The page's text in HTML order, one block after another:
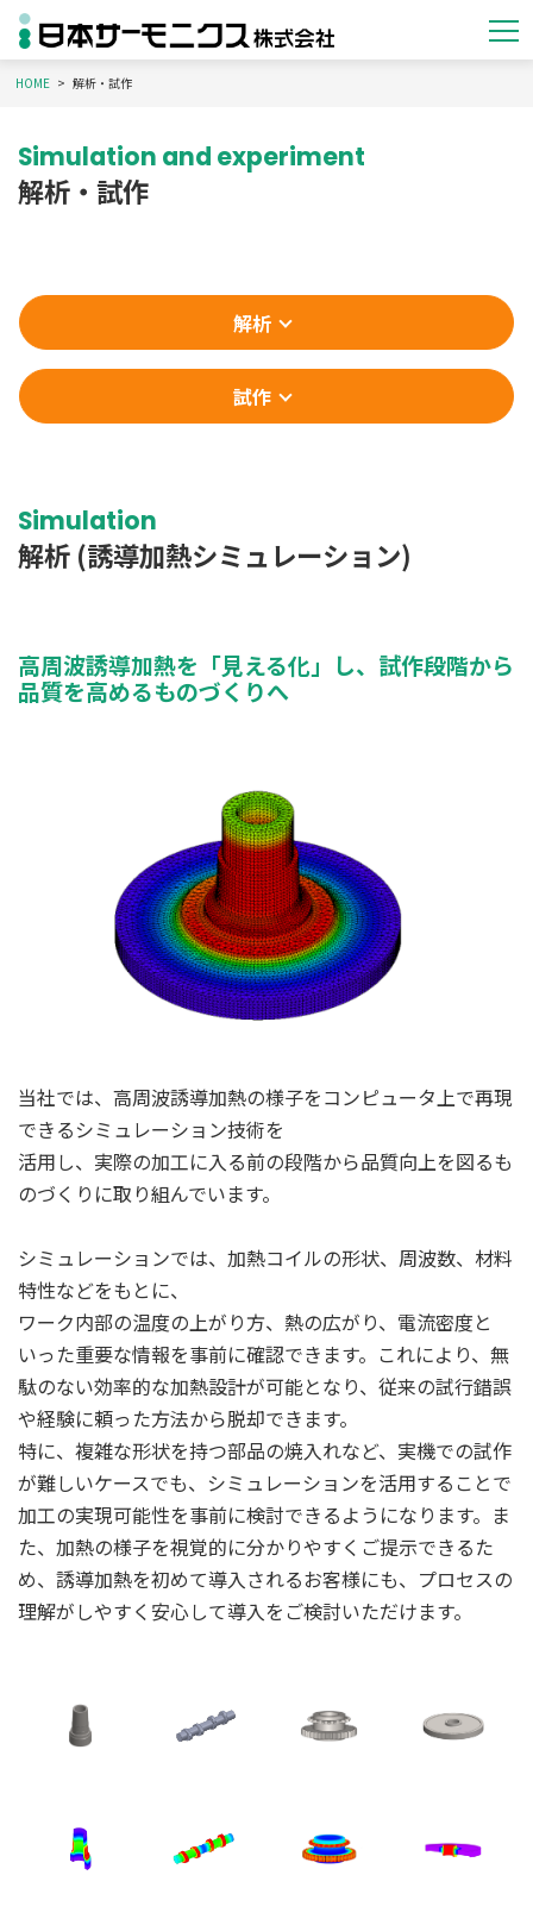
HOME 解析・試作
Simulation and experiment
解析・試作
解析
試作
Simulation
解析 (誘導加熱シミュレーション)
高周波誘導加熱を「見える化」し、試作段階から
品質を高めるものづくりへ
当社では、高周波誘導加熱の様子をコンピュータ上で再現
できるシミュレーション技術を
活用し、実際の加工に入る前の段階から品質向上を図るも
のづくりに取り組んでいます。
シミュレーションでは、加熱コイルの形状、周波数、材料
特性などをもとに、
ワーク内部の温度の上がり方、熱の広がり、電流密度と
いった重要な情報を事前に確認できます。これにより、無
駄のない効率的な加熱設計が可能となり、従来の試行錯誤
や経験に頼った方法から脱却できます。
特に、複雑な形状を持つ部品の焼入れなど、実機での試作
が難しいケースでも、シミュレーションを活用することで
加工の実現可能性を事前に検討できるようになります。ま
た、加熱の様子を視覚的に分かりやすくご提示できるた
め、誘導加熱を初めて導入されるお客様にも、プロセスの
理解がしやすく安心して導入をご検討いただけます。